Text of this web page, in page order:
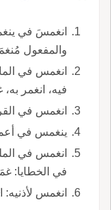
انغمسَ في
والمفعول
فيه، انغمر
انغمس في
ينغمس في
انغمس في
في الخطايا:
انغمس